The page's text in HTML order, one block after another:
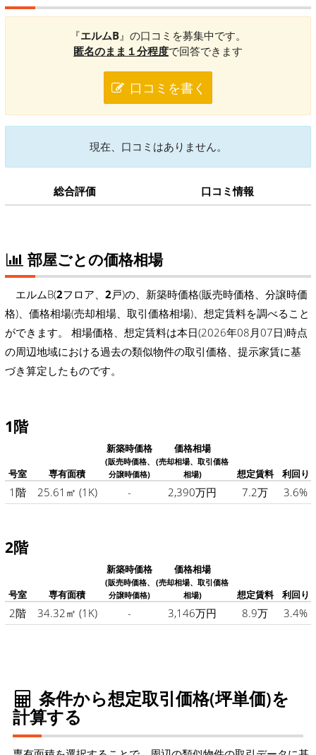
『エルムB 』の口コミを募集中です。
匿名のまま１分程度で回答できます
口コミを書く
現在、口コミはありません。
総合評価 口コミ情報
部屋ごとの価格相場
エルムB(2フロア、 2戸)の、新築時価格(販売時価格、分譲時価
格)、価格相場(売却相場、取引価格相場)、想定賃料を調べること
ができます。 相場価格、想定賃料は本日(2026年08月07日)時点
の周辺地域における過去の類似物件の取引価格、提示家賃に基
づき算定したものです。
1階
号室 専有面積
新築時価格
(販売時価格、
分譲時価格)
価格相場
(売却相場、取引価格
相場)
想定賃料 利回り
1階 25.61㎡ (1K) - 2,390万円 7.2万 3.6%
2階
号室 専有面積
新築時価格
(販売時価格、
分譲時価格)
価格相場
(売却相場、取引価格
相場)
想定賃料 利回り
2階 34.32㎡ (1K) - 3,146万円 8.9万 3.4%
条件から想定取引価格(坪単価)を
計算する